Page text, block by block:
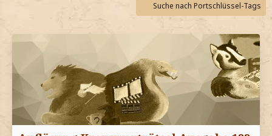
Jetzt Fanclub-Mitglied werden!
Suche nach Portschlüssel-Tags